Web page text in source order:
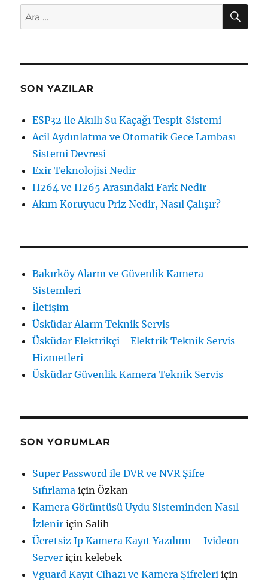
Ara:
SON YAZILAR
ESP32 ile Akıllı Su Kaçağı Tespit Sistemi
Acil Aydınlatma ve Otomatik Gece Lambası
Sistemi Devresi
Exir Teknolojisi Nedir
H264 ve H265 Arasındaki Fark Nedir
Akım Koruyucu Priz Nedir, Nasıl Çalışır?
Bakırköy Alarm ve Güvenlik Kamera
Sistemleri
İletişim
Üsküdar Alarm Teknik Servis
Üsküdar Elektrikçi - Elektrik Teknik Servis
Hizmetleri
Üsküdar Güvenlik Kamera Teknik Servis
SON YORUMLAR
Super Password ile DVR ve NVR Şifre
Sıfırlama içinÖzkan
Kamera Görüntüsü Uydu Sisteminden Nasıl
İzlenir için Salih
Ücretsiz Ip Kamera Kayıt Yazılımı – Ivideon
Server içinkelebek
Vguard Kayıt Cihazı ve Kamera Şifreleri için